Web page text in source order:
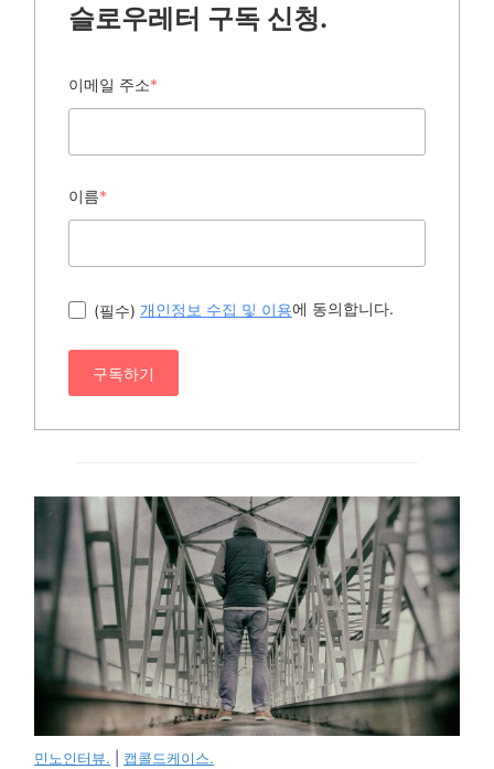
슬로우레터 구독 신청.
이메일 주소*
이름*
(필수) 개인정보 수집 및 이용에 동의합니다.
구독하기
민노인터뷰. 캡콜드케이스.